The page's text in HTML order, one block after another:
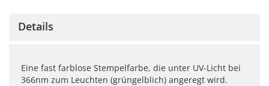
Details
Eine fast farblose Stempelfarbe, die unter UV-Licht bei
366nm zum Leuchten (grüngelblich) angeregt wird.